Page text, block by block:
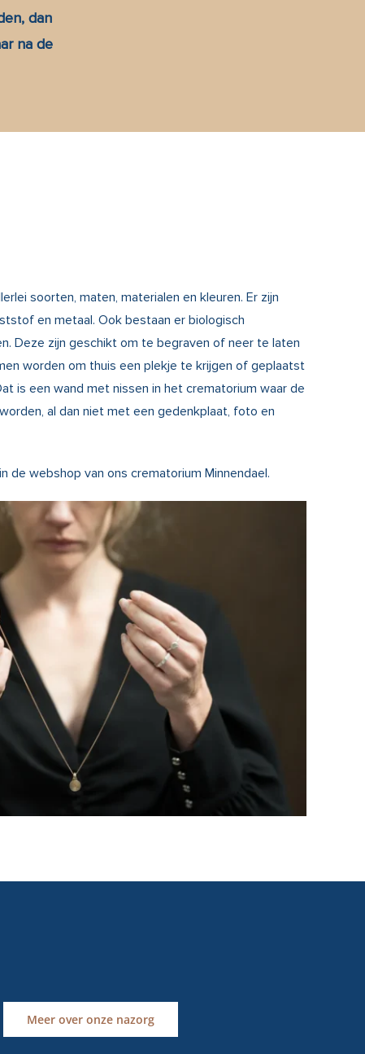
dan
na de
soorten, maten, materialen en kleuren. Er zijn
en metaal. Ook bestaan er biologisch
Deze zijn geschikt om te begraven of neer te laten
worden om thuis een plekje te krijgen of geplaatst
is een wand met nissen in het crematorium waar de
al dan niet met een gedenkplaat, foto en
de webshop van ons crematorium Minnendael.
Meer over onze nazorg